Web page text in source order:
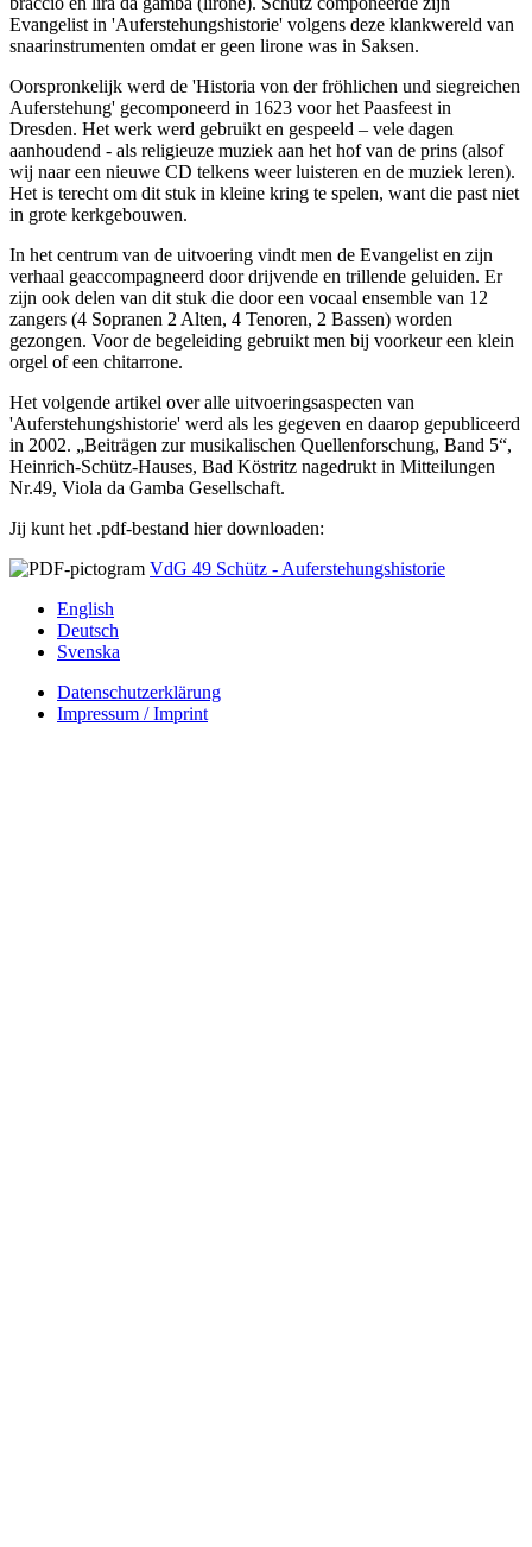
Evangelist in 'Auferstehungshistorie' volgens deze klankwereld van
snaarinstrumenten omdat er geen lirone was in Saksen.
Oorspronkelijk werd de 'Historia von der fröhlichen und siegreichen
Auferstehung' gecomponeerd in 1623 voor het Paasfeest in
Dresden. Het werk werd gebruikt en gespeeld – vele dagen
aanhoudend - als religieuze muziek aan het hof van de prins (alsof
wij naar een nieuwe CD telkens weer luisteren en de muziek leren).
Het is terecht om dit stuk in kleine kring te spelen, want die past niet
in grote kerkgebouwen.
In het centrum van de uitvoering vindt men de Evangelist en zijn
verhaal geaccompagneerd door drijvende en trillende geluiden. Er
zijn ook delen van dit stuk die door een vocaal ensemble van 12
zangers (4 Sopranen 2 Alten, 4 Tenoren, 2 Bassen) worden
gezongen. Voor de begeleiding gebruikt men bij voorkeur een klein
orgel of een chitarrone.
Het volgende artikel over alle uitvoeringsaspecten van
'Auferstehungshistorie' werd als les gegeven en daarop gepubliceerd
in 2002. „Beiträgen zur musikalischen Quellenforschung, Band 5“,
Heinrich-Schütz-Hauses, Bad Köstritz nagedrukt in Mitteilungen
Nr.49, Viola da Gamba Gesellschaft.
Jij kunt het .pdf-bestand hier downloaden:
VdG 49 Schütz - Auferstehungshistorie
English
Deutsch
Svenska
Datenschutzerklärung
Impressum / Imprint